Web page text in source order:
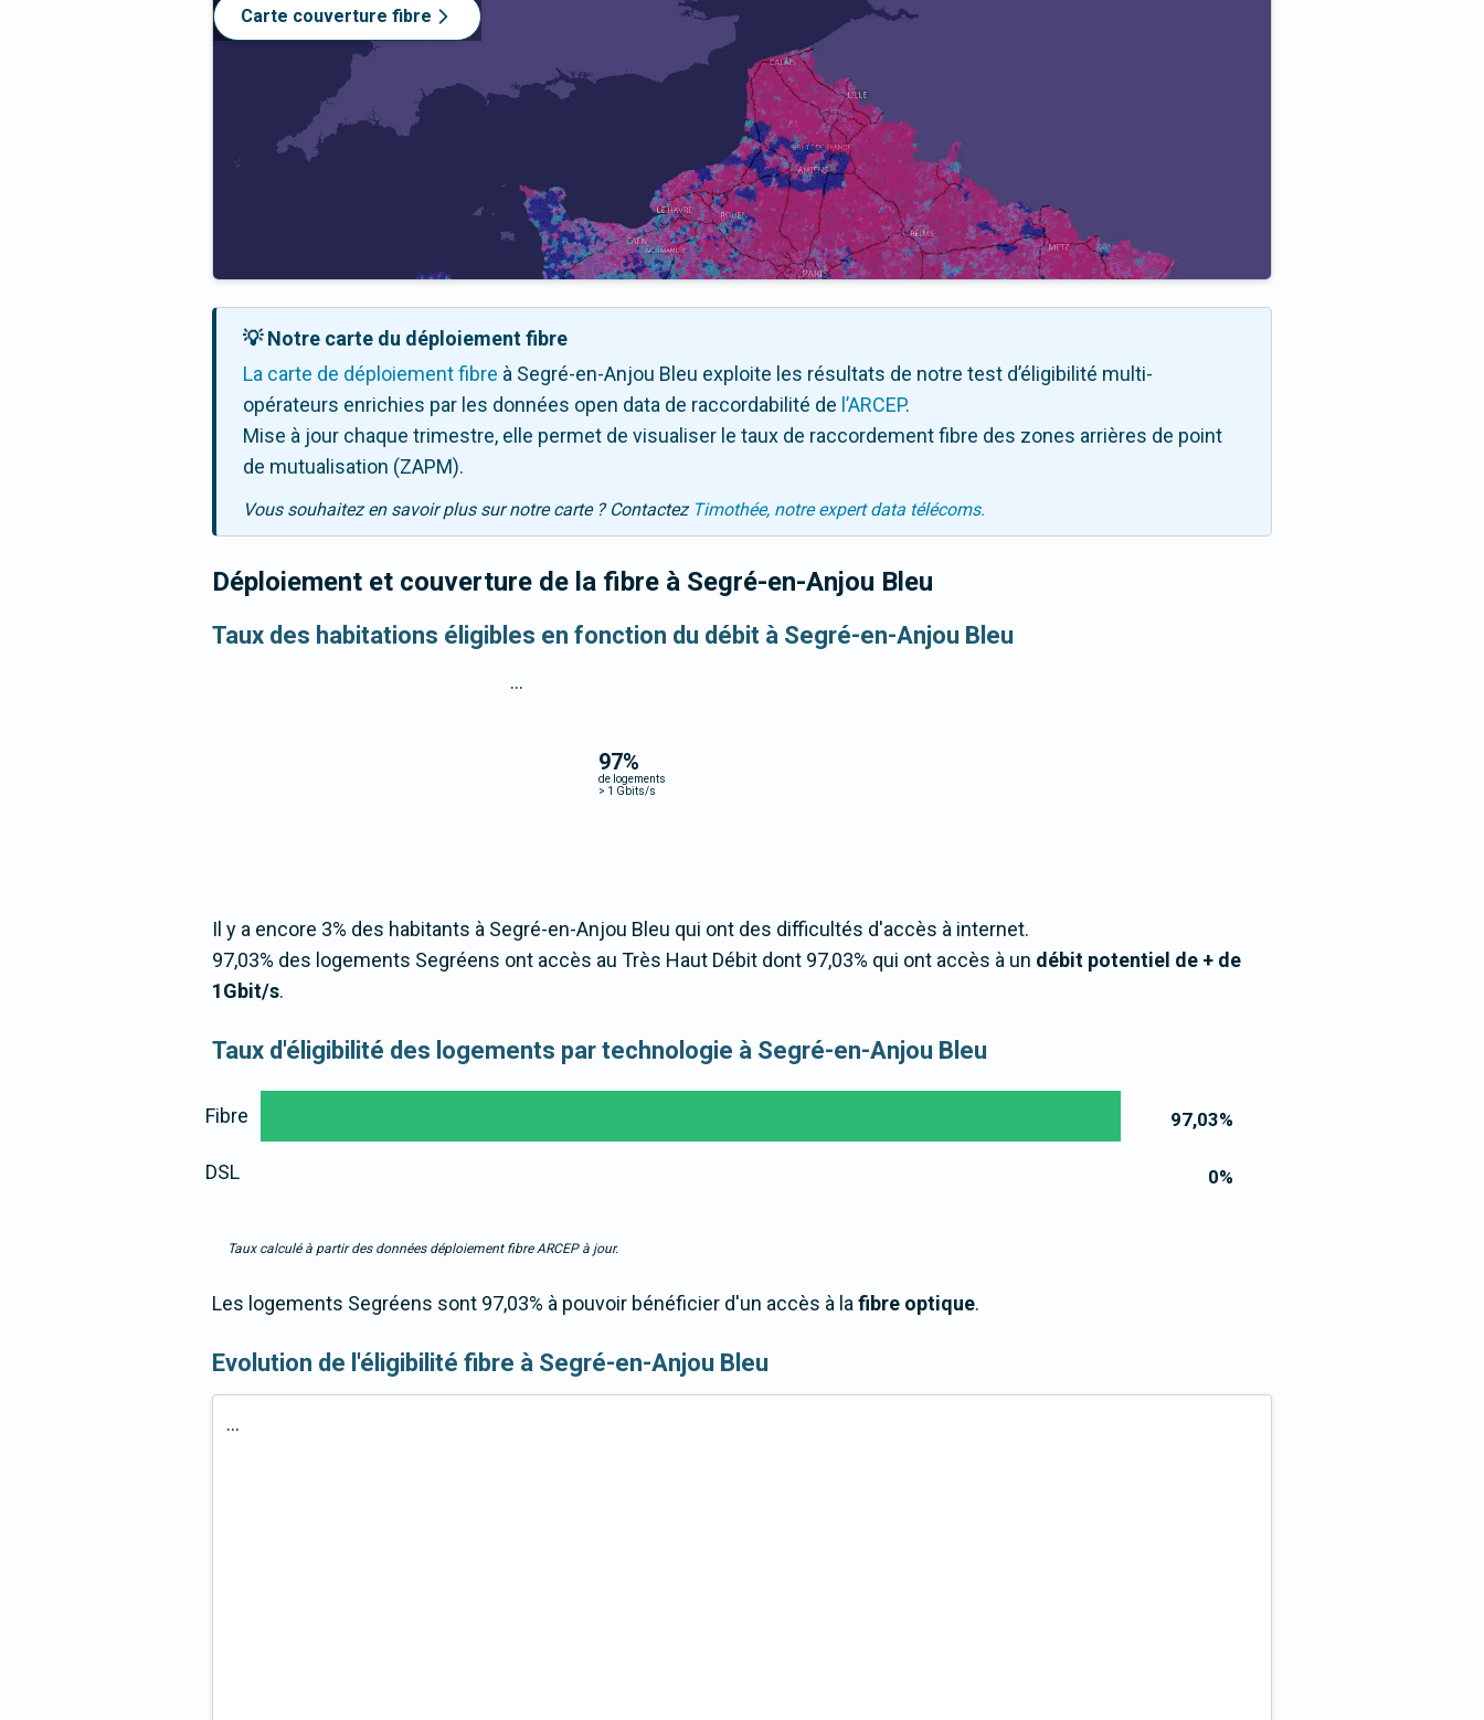
Carte couverture fibre
💡 Notre carte du déploiement fibre
La carte de déploiement fibre à Segré-en-Anjou Bleu exploite les résultats de notre test d’éligibilité multi-
opérateurs enrichies par les données open data de raccordabilité de l’ARCEP.
Mise à jour chaque trimestre, elle permet de visualiser le taux de raccordement fibre des zones arrières de point
de mutualisation (ZAPM).
Vous souhaitez en savoir plus sur notre carte ? Contactez Timothée, notre expert data télécoms.
Déploiement et couverture de la fibre à Segré-en-Anjou Bleu
Taux des habitations éligibles en fonction du débit à Segré-en-Anjou Bleu
97%
de logements
> 1 Gbits/s
...
Il y a encore 3% des habitants à Segré-en-Anjou Bleu qui ont des difficultés d'accès à internet.
97,03% des logements Segréens ont accès au Très Haut Débit dont 97,03% qui ont accès à un débit potentiel de + de
1Gbit/s.
Taux d'éligibilité des logements par technologie à Segré-en-Anjou Bleu
97,03%
0%
Fibre
DSL
Taux calculé à partir des données déploiement fibre ARCEP à jour.
Les logements Segréens sont 97,03% à pouvoir bénéficier d'un accès à lafibre optique.
Evolution de l'éligibilité fibre à Segré-en-Anjou Bleu
...